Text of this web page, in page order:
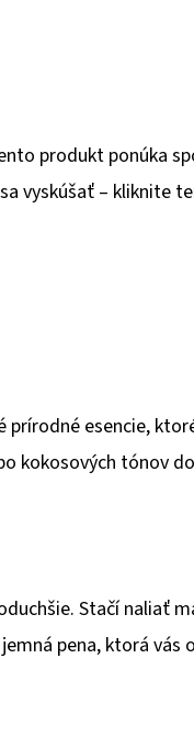
produkt ponúka
vyskúšať – kliknite
esencie,
kokosových tónov
Stačí naliať
pena, ktorá vás